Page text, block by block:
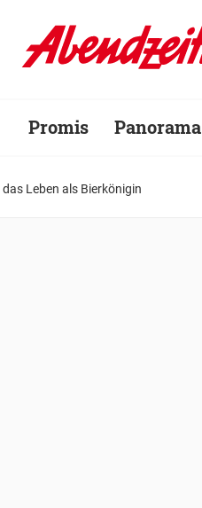
Promis Panorama
Leben als Bierkönigin